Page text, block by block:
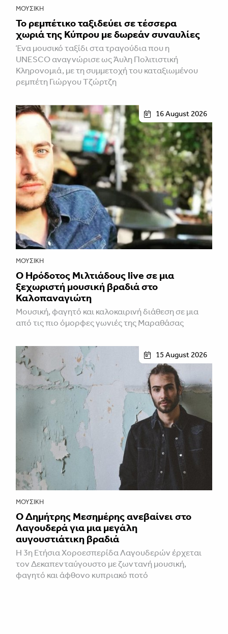
ΜΟΥΣΙΚΉ
Το ρεμπέτικο ταξιδεύει σε τέσσερα
χωριά της Κύπρου με δωρεάν συναυλίες
Ένα μουσικό ταξίδι στα τραγούδια που η
UNESCO αναγνώρισε ως Άυλη Πολιτιστική
Κληρονομιά, με τη συμμετοχή του καταξιωμένου
ρεμπέτη Γιώργου Τζώρτζη
16 August 2026
ΜΟΥΣΙΚΉ
Ο Ηρόδοτος Μιλτιάδους live σε μια
ξεχωριστή μουσική βραδιά στο
Καλοπαναγιώτη
Μουσική, φαγητό και καλοκαιρινή διάθεση σε μια
από τις πιο όμορφες γωνιές της Μαραθάσας
15 August 2026
ΜΟΥΣΙΚΉ
Ο Δημήτρης Μεσημέρης ανεβαίνει στο
Λαγουδερά για μια μεγάλη
αυγουστιάτικη βραδιά
Η 3η Ετήσια Χοροεσπερίδα Λαγουδερών έρχεται
τον Δεκαπενταύγουστο με ζωντανή μουσική,
φαγητό και άφθονο κυπριακό ποτό